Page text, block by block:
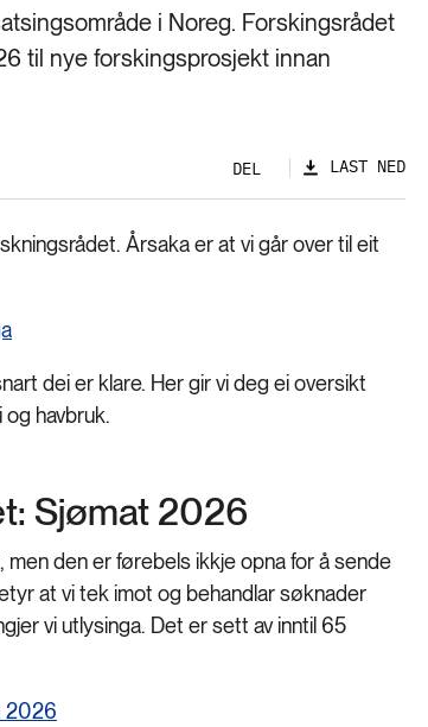
i Noreg. Forskingsrådet
til nye forskingsprosjekt innan
DEL LAST NED
Årsaka er at vi går over til eit
dei er klare. Her gir vi deg ei oversikt
havbruk.
Sjømat 2026
den er førebels ikkje opna for å sende
at vi tek imot og behandlar søknader
vi utlysinga. Det er sett av inntil 65
2026